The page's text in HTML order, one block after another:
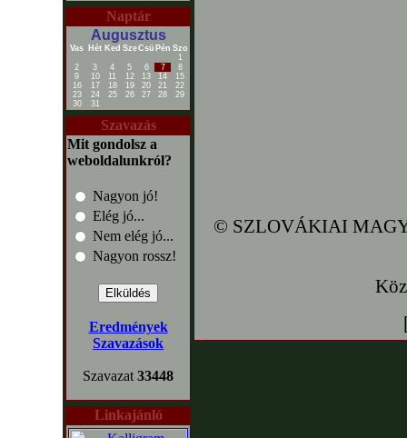
Naptár
Augusztus
Vas Hét Ked SzeCsü Pén Szo
1
2
3 4 5 6 7
8
9
10 11 12 13 14
15
16
17 18 19 20 21
22
23
24 25 26 27 28
29
30
31
Szavazás
Mit gondolsz a
weboldalunkról?
Nagyon jó!
Elég jó...
Nem elég jó...
Nagyon rossz!
Eredmények
Szavazások
Szavazat 33448
Linkajánló
© SZLOVÁKIAI